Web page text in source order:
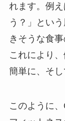
れます。例
う？」とい
きそうな食
これにより
簡単に、そし
このように